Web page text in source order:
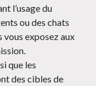
l’usage du
ou des chats
vous exposez aux
que les
des cibles de